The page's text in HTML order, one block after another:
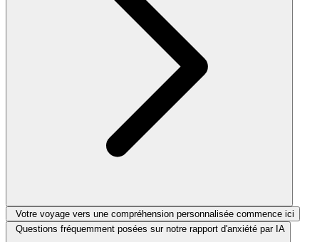
Votre voyage vers une compréhension personnalisée commence ici
Questions fréquemment posées sur notre rapport d'anxiété par IA